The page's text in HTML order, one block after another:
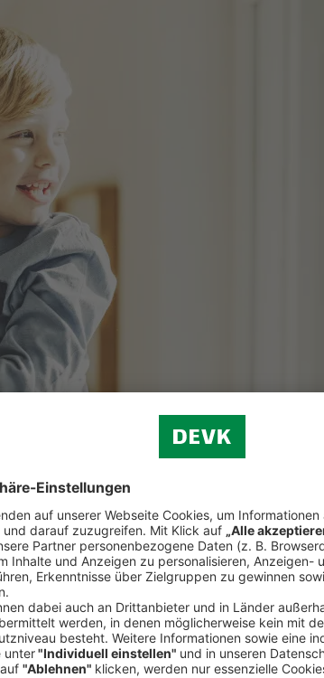
schützen Sie Ihre Lieben im